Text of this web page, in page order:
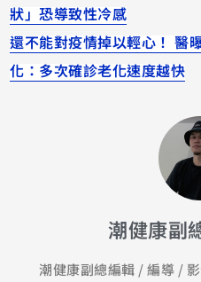
狀」恐導致性冷感
還不能對疫情掉以輕心！ 醫
化：多次確診老化速度越快
潮健康副
潮健康副總編輯 / 編導 /